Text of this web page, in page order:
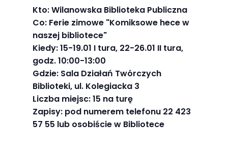
Kto: Wilanowska Biblioteka Publiczna
Co: Ferie zimowe "Komiksowe hece w
naszej bibliotece"
Kiedy: 15-19.01 I tura, 22-26.01 II tura,
godz. 10:00-13:00
Gdzie: Sala Działań Twórczych
Biblioteki, ul. Kolegiacka 3
Liczba miejsc: 15 na turę
Zapisy: pod numerem telefonu 22 423
57 55 lub osobiście w Bibliotece
Aby nasza
strona
internetowa
działała jak
najlepiej
podczas
twojego
przejścia na nią.
Jeśli odrzucisz
te pliki cookie,